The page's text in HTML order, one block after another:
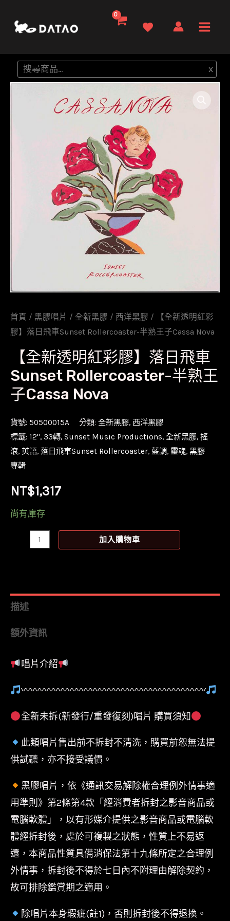
要
Menu
搜
尋
x
首頁 / 黑膠唱片 / 全新黑膠 / 西洋黑膠 / 【全新透明紅彩
膠】落日飛車Sunset Rollercoaster-半熟王子Cassa Nova
【全新透明紅彩膠】落日飛車
Sunset Rollercoaster-半熟王
子Cassa Nova
貨號: 50500015A 分類: 全新黑膠, 西洋黑膠
標籤: 12'', 33轉, Sunset Music Productions, 全新黑膠, 搖
滾, 英語, 落日飛車Sunset Rollercoaster, 藍調, 靈魂, 黑膠
專輯
NT$1,317
尚有庫存
紅
膠】
日
車
Sunset
半
熟
Cassa
Nova
數
量
加入購物車
描述
額外資訊
唱片介紹
〰〰〰〰〰〰〰〰〰〰〰〰〰〰〰〰〰〰〰〰
全新未拆(新發行/重發復刻)唱片 購買須知
此類唱片售出前不拆封不清洗，購買前恕無法提
供試聽，亦不接受議價。
黑膠唱片，依《通訊交易解除權合理例外情事適
用準則》第2條第4款「經消費者拆封之影音商品或
電腦軟體」，以有形媒介提供之影音商品或電腦軟
體經拆封後，處於可複製之狀態，性質上不易返
還，本商品性質具備消保法第十九條所定之合理例
外情事，拆封後不得於七日內不附理由解除契約，
故可排除鑑賞期之適用。
除唱片本身瑕疵(註1)，否則拆封後不得退換。